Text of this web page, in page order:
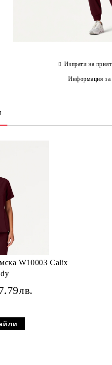
Изпрати на
Информация за
W10003 Calix